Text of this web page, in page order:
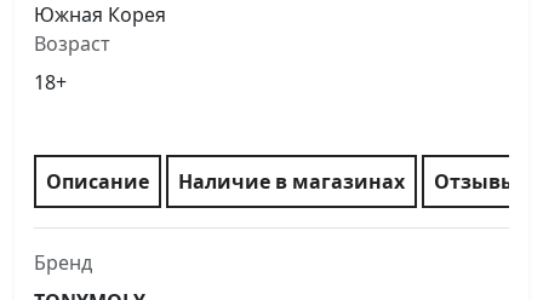
Южная Корея
Возраст
18+
Описание Наличие в магазинах Отзывы
Бренд